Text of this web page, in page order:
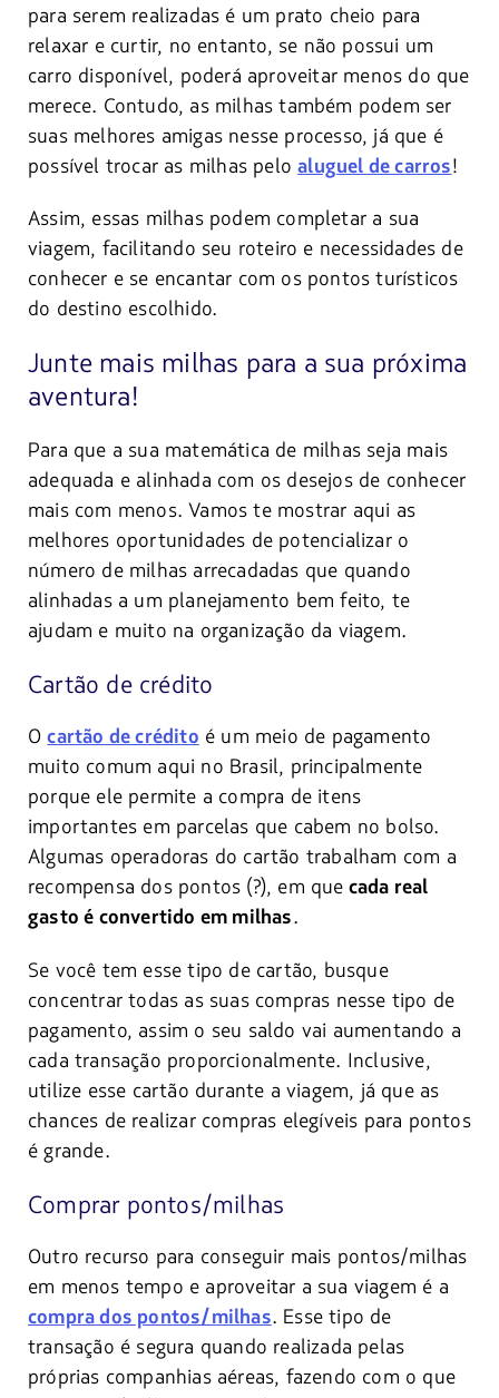
para serem realizadas é um prato cheio para
relaxar e curtir, no entanto, se não possui um
carro disponível, poderá aproveitar menos do que
merece. Contudo, as milhas também podem ser
suas melhores amigas nesse processo, já que é
possível trocar as milhas peloaluguel de carros!
Assim, essas milhas podem completar a sua
viagem, facilitando seu roteiro e necessidades de
conhecer e se encantar com os pontos turísticos
do destino escolhido.
Junte mais milhas para a sua próxima
aventura!
Para que a sua matemática de milhas seja mais
adequada e alinhada com os desejos de conhecer
mais com menos. Vamos te mostrar aqui as
melhores oportunidades de potencializar o
número de milhas arrecadadas que quando
alinhadas a um planejamento bem feito, te
ajudam e muito na organização da viagem.
Cartão de crédito
Ocartão de crédito é um meio de pagamento
muito comum aqui no Brasil, principalmente
porque ele permite a compra de itens
importantes em parcelas que cabem no bolso.
Algumas operadoras do cartão trabalham com a
recompensa dos pontos (?), em que cada real
gasto é convertido em milhas.
Se você tem esse tipo de cartão, busque
concentrar todas as suas compras nesse tipo de
pagamento, assim o seu saldo vai aumentando a
cada transação proporcionalmente. Inclusive,
utilize esse cartão durante a viagem, já que as
chances de realizar compras elegíveis para pontos
é grande.
Comprar pontos/milhas
Outro recurso para conseguir mais pontos/milhas
em menos tempo e aproveitar a sua viagem é a
compra dos pontos/milhas. Esse tipo de
transação é segura quando realizada pelas
próprias companhias aéreas, fazendo com o que